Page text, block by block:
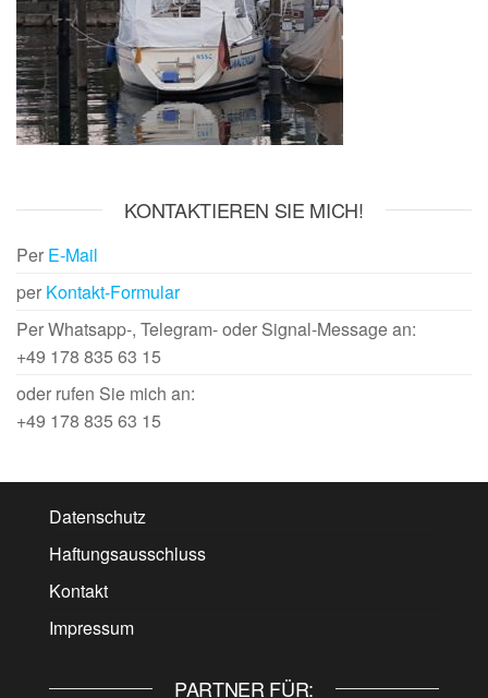
KONTAKTIEREN SIE MICH!
Per E-Mail
per Kontakt-Formular
Per Whatsapp-, Telegram- oder Signal-Message an:
+49 178 835 63 15
oder rufen Sie mich an:
+49 178 835 63 15
Datenschutz
Haftungsausschluss
Kontakt
Impressum
PARTNER FÜR: